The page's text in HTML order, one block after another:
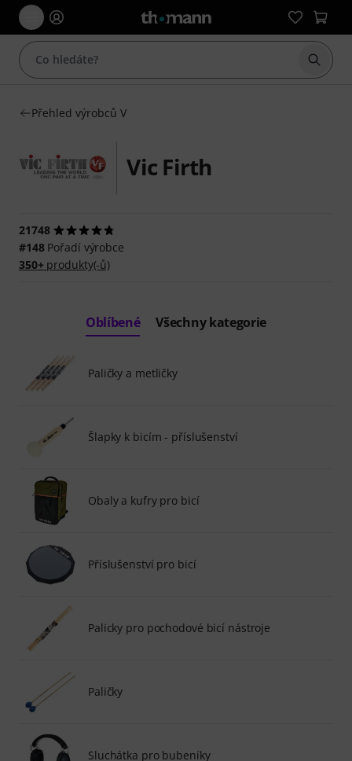
Začít
Přehled výrobců V
Vic Firth
21748
#148Pořadí výrobce
350+produkty(-ů)
Oblíbené Všechny kategorie
Paličky a metličky
Šlapky k bicím - příslušenství
Obaly a kufry pro bicí
Příslušenství pro bicí
Palicky pro pochodové bicí nástroje
Paličky
Sluchátka pro bubeníky